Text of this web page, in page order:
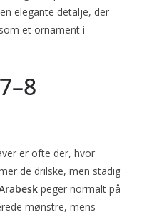
elegante detalje, der
et ornament i
er ofte der, hvor
de drilske, men stadig
peger normalt på
mønstre, mens